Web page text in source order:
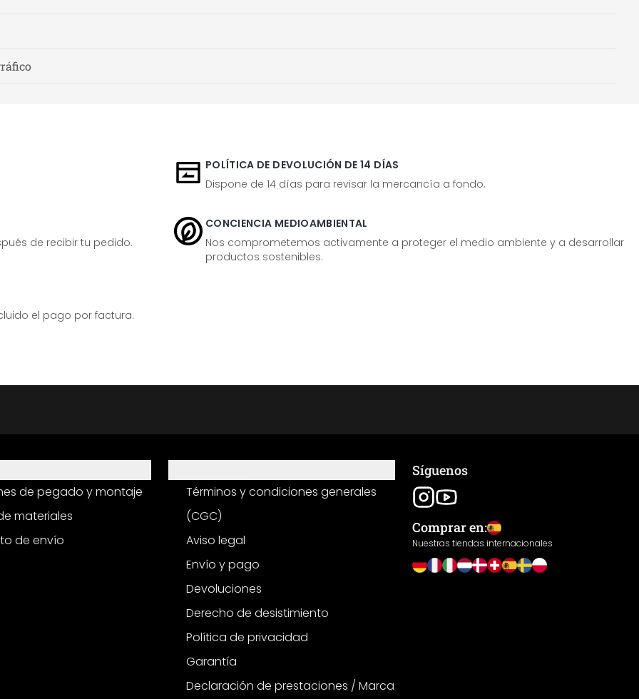
POLÍTICA DE DEVOLUCIÓN DE 14 DÍAS
Dispone de 14 días para revisar la mercancía a fondo.
de recibir tu pedido.
CONCIENCIA MEDIOAMBIENTAL
Nos comprometemos activamente a proteger el medio ambiente y a desarrollar
productos sostenibles.
el pago por factura.
de pegado y montaje
materiales
de envío
Términos y condiciones generales
(CGC)
Aviso legal
Envío y pago
Devoluciones
Derecho de desistimiento
Política de privacidad
Garantía
Declaración de prestaciones / Marca
Síguenos
Comprar en:
Nuestras tiendas internacionales